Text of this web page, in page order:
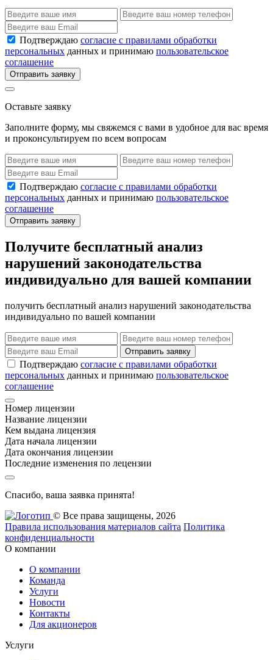
Подтверждаю согласие с правилами обработки
персональных данных и принимаю пользовательское
соглашение
Отправить заявку
Оставьте заявку
Заполните форму, мы свяжемся с вами в удобное для вас время
и проконсультируем по всем вопросам
Подтверждаю согласие с правилами обработки
персональных данных и принимаю пользовательское
соглашение
Отправить заявку
Получите бесплатный анализ
нарушений законодательства
индивидуально для вашей компании
получить бесплатный анализ нарушений законодательства
индивидуально по вашей компании
Отправить заявку
Подтверждаю согласие с правилами обработки
персональных данных и принимаю пользовательское
соглашение
Номер лицензии
Название лицензии
Кем выдана лицензия
Дата начала лицензии
Дата окончания лицензии
Последние изменения по лецензии
Спасибо, ваша заявка принята!
© Все права защищены, 2026
Правила использования материалов сайта Политика
конфиденциальности
О компании
О компании
Команда
Услуги
Новости
Контакты
Для акционеров
Услуги